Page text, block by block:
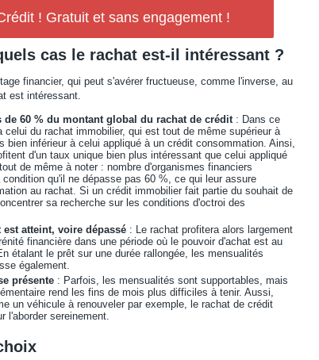
! Gratuit et sans engagement !
cas le rachat est-il intéressant ?
financier, qui peut s'avérer fructueuse, comme l'inverse, au
est intéressant.
60 % du montant global du rachat de crédit: Dans ce
du rachat immobilier, qui est tout de même supérieur à
bien inférieur à celui appliqué à un crédit consommation. Ainsi,
d'un taux unique bien plus intéressant que celui appliqué
de même à noter : nombre d'organismes financiers
qu'il ne dépasse pas 60 %, ce qui leur assure
au rachat. Si un crédit immobilier fait partie du souhait de
sa recherche sur les conditions d'octroi des
atteint, voire dépassé: Le rachat profitera alors largement
financière dans une période où le pouvoir d'achat est au
étalant le prêt sur une durée rallongée, les mensualités
également.
présente: Parfois, les mensualités sont supportables, mais
rend les fins de mois plus difficiles à tenir. Aussi,
un véhicule à renouveler par exemple, le rachat de crédit
l'aborder sereinement.